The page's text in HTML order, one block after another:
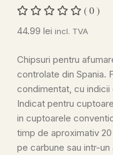
( 0 )
44.99 lei incl. TVA
Chipsuri pentru
controlate din Spania.
condimentat, cu
Indicat pentru
in cuptoarele
timp de aproximativ
pe carbune sau intr-